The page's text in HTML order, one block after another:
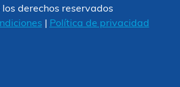
los derechos reservados
Política de privacidad